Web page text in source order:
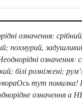
означення:
похмурий,
означення:
білі розніжені;
тут
означення